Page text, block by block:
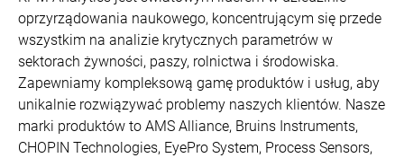
oprzyrządowania naukowego, koncentrującym się przede
wszystkim na analizie krytycznych parametrów w
sektorach żywności, paszy, rolnictwa i środowiska.
Zapewniamy kompleksową gamę produktów i usług, aby
unikalnie rozwiązywać problemy naszych klientów. Nasze
marki produktów to AMS Alliance, Bruins Instruments,
CHOPIN Technologies, EyePro System, Process Sensors,